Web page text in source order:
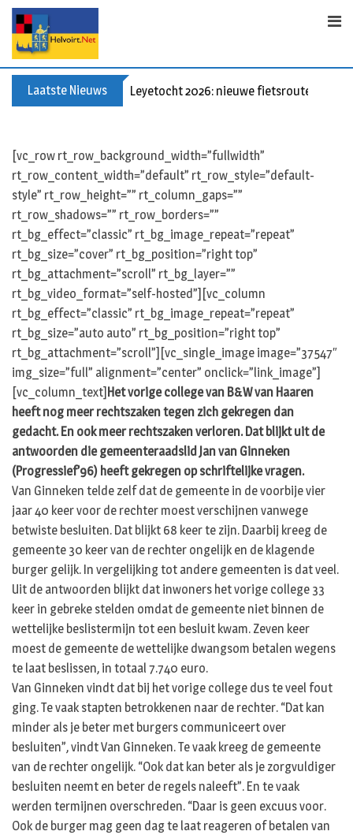
Skip
content
Laatste Nieuws Leyetocht 2026: nieuwe fietsroutes
[vc_row rt_row_background_width=”fullwidth”
rt_row_content_width=”default” rt_row_style=”default-
style” rt_row_height=”” rt_column_gaps=””
rt_row_shadows=”” rt_row_borders=””
rt_bg_effect=”classic” rt_bg_image_repeat=”repeat”
rt_bg_size=”cover” rt_bg_position=”right top”
rt_bg_attachment=”scroll” rt_bg_layer=””
rt_bg_video_format=”self-hosted”][vc_column
rt_bg_effect=”classic” rt_bg_image_repeat=”repeat”
rt_bg_size=”auto auto” rt_bg_position=”right top”
rt_bg_attachment=”scroll”][vc_single_image image=”37547″
img_size=”full” alignment=”center” onclick=”link_image”]
[vc_column_text] Het vorige college van B&W van Haaren
heeft nog meer rechtszaken tegen zich gekregen dan
gedacht. En ook meer rechtszaken verloren. Dat blijkt uit de
antwoorden die gemeenteraadslid Jan van Ginneken
(Progressief’96) heeft gekregen op schriftelijke vragen.
Van Ginneken telde zelf dat de gemeente in de voorbije vier
jaar 40 keer voor de rechter moest verschijnen vanwege
betwiste besluiten. Dat blijkt 68 keer te zijn. Daarbij kreeg de
gemeente 30 keer van de rechter ongelijk en de klagende
burger gelijk. In vergelijking tot andere gemeenten is dat veel.
Uit de antwoorden blijkt dat inwoners het vorige college 33
keer in gebreke stelden omdat de gemeente niet binnen de
wettelijke beslistermijn tot een besluit kwam. Zeven keer
moest de gemeente de wettelijke dwangsom betalen wegens
te laat beslissen, in totaal 7.740 euro.
Van Ginneken vindt dat bij het vorige college dus te veel fout
ging. Te vaak stapten betrokkenen naar de rechter. “Dat kan
minder als je beter met burgers communiceert over
besluiten”, vindt Van Ginneken. Te vaak kreeg de gemeente
van de rechter ongelijk. “Ook dat kan beter als je zorgvuldiger
besluiten neemt en beter de regels naleeft”. En te vaak
werden termijnen overschreden. “Daar is geen excuus voor.
Ook de burger mag geen dag te laat reageren of betalen van